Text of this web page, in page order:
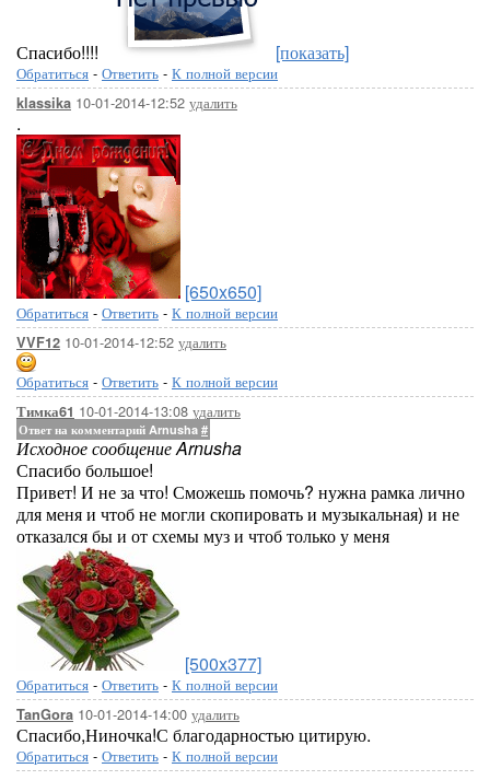
Спасибо!!!! [показать]
Обратиться - Ответить - К полной версии
klassika 10-01-2014-12:52 удалить
.
[650x650]
Обратиться - Ответить - К полной версии
VVF12 10-01-2014-12:52 удалить
Обратиться - Ответить - К полной версии
Тимка61 10-01-2014-13:08 удалить
Ответ на комментарий Arnusha #
Исходное сообщение Arnusha
Спасибо большое!
Привет! И не за что! Сможешь помочь? нужна рамка лично
для меня и чтоб не могли скопировать и музыкальная) и не
отказался бы и от схемы муз и чтоб только у меня
[500x377]
Обратиться - Ответить - К полной версии
TanGora 10-01-2014-14:00 удалить
Спасибо,Ниночка!С благодарностью цитирую.
Обратиться - Ответить - К полной версии